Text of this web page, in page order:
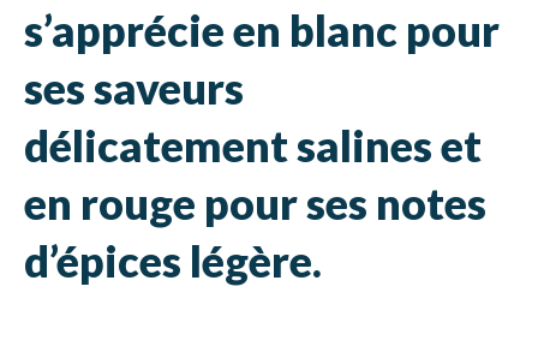
s’apprécie en blanc pour
ses saveurs
délicatement salines et
en rouge pour ses notes
d’épices légère.